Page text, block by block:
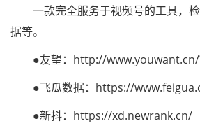
一款完全服务于视频号的工具，检
据等。
●友望：http://www.youwant.cn/
●飞瓜数据：https://
●新抖：https://xd.newrank.cn/